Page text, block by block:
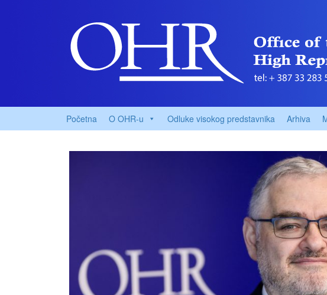
Početna O OHR-u Odluke visokog predstavnika Arhiva